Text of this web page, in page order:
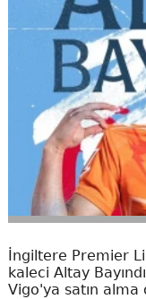
İngiltere Premier
kaleci Altay
Vigo'ya satın alma